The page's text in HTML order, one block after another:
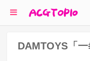
DAMTOYS「